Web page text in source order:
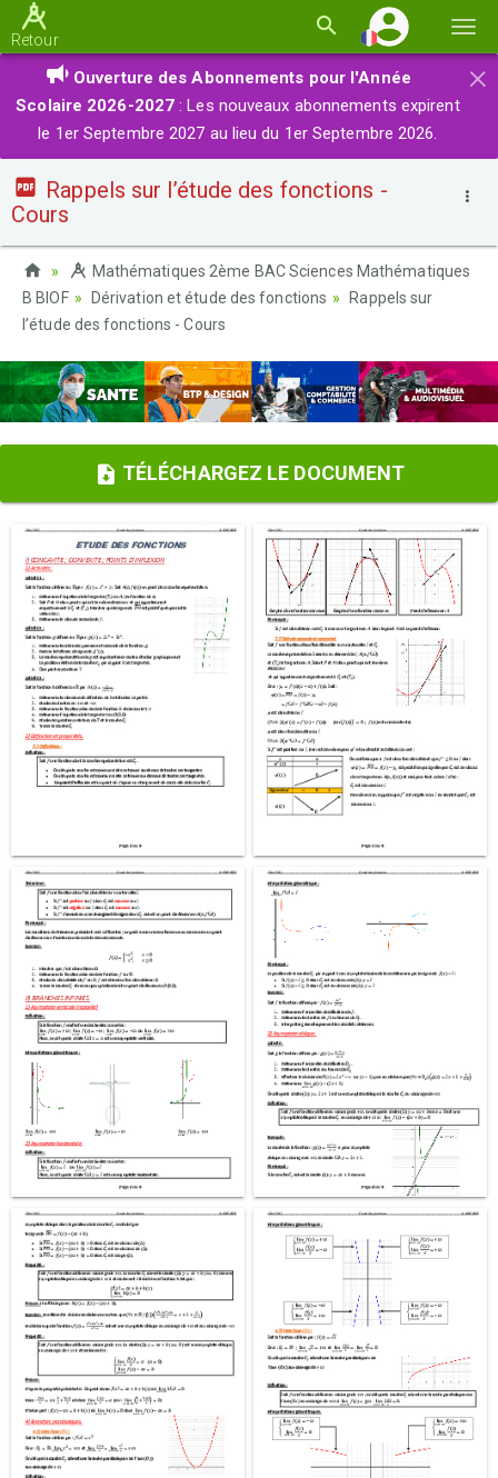
la
Retour
×
Ouverture des Abonnements pour l'Année
Scolaire 2026-2027 : Les nouveaux abonnements expirent
le 1er Septembre 2027 au lieu du 1er Septembre 2026.
Rappels sur l’étude des fonctions -
Cours
Mathématiques 2ème BAC Sciences Mathématiques
B BIOF
Dérivation et étude des fonctions
Rappels sur
l’étude des fonctions - Cours
TÉLÉCHARGEZ LE DOCUMENT